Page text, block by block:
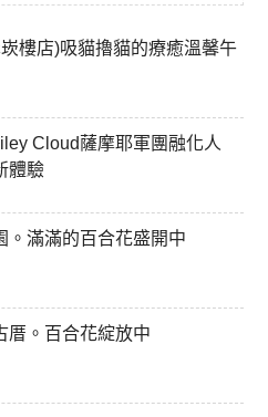
樓店)吸貓擼貓的療癒溫馨午
Cloud薩摩耶軍團融化人
體驗
。滿滿的百合花盛開中
厝。百合花綻放中